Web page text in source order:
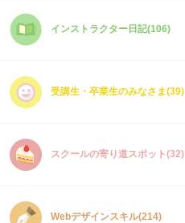
インストラクター日記(106)
受講生・卒業生のみなさま(39)
スクールの寄り道スポット(32)
Webデザインスキル(214)